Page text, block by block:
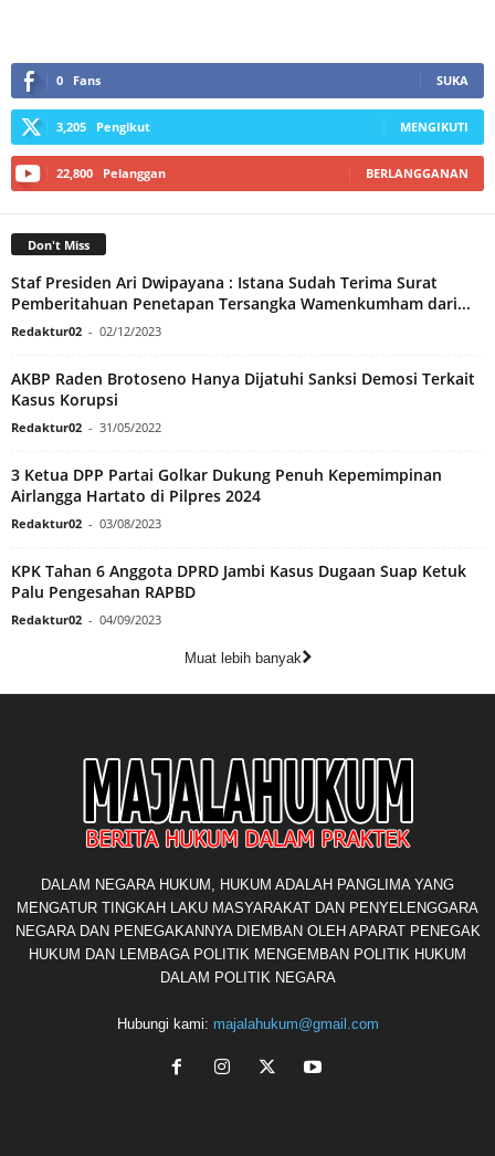
0 Fans SUKA
3,205 Pengikut MENGIKUTI
22,800 Pelanggan BERLANGGANAN
Don't Miss
Staf Presiden Ari Dwipayana : Istana Sudah Terima Surat
Pemberitahuan Penetapan Tersangka Wamenkumham dari...
Redaktur02 - 02/12/2023
AKBP Raden Brotoseno Hanya Dijatuhi Sanksi Demosi Terkait
Kasus Korupsi
Redaktur02 - 31/05/2022
3 Ketua DPP Partai Golkar Dukung Penuh Kepemimpinan
Airlangga Hartato di Pilpres 2024
Redaktur02 - 03/08/2023
KPK Tahan 6 Anggota DPRD Jambi Kasus Dugaan Suap Ketuk
Palu Pengesahan RAPBD
Redaktur02 - 04/09/2023
Muat lebih banyak
DALAM NEGARA HUKUM, HUKUM ADALAH PANGLIMA YANG
MENGATUR TINGKAH LAKU MASYARAKAT DAN PENYELENGGARA
NEGARA DAN PENEGAKANNYA DIEMBAN OLEH APARAT PENEGAK
HUKUM DAN LEMBAGA POLITIK MENGEMBAN POLITIK HUKUM
DALAM POLITIK NEGARA
Hubungi kami: majalahukum@gmail.com